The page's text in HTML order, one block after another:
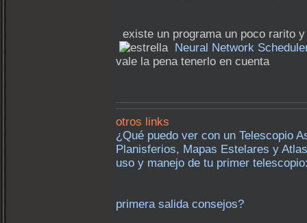
existe un programa un poco rarito
Neural Network
vale la pena tenerlo en cuenta
otros links
¿Qué puedo ver con un Telescopio
Planisferios, Mapas Estelares y
uso y manejo de tu primer
primera salida consejos?